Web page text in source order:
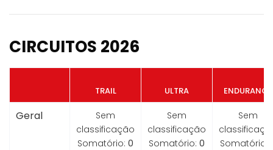
CIRCUITOS 2026
TRAIL ULTRA ENDURANCE
Geral
Sem
classificação
Somatório: 0
Sem
classificação
Somatório: 0
Sem
Somatório: